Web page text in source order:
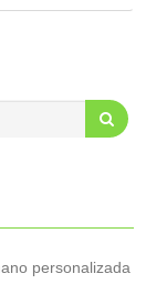
personalizada